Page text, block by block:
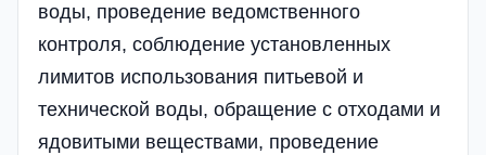
воды, проведение ведомственного
контроля, соблюдение установленных
лимитов использования питьевой и
технической воды, обращение с отходами и
ядовитыми веществами, проведение